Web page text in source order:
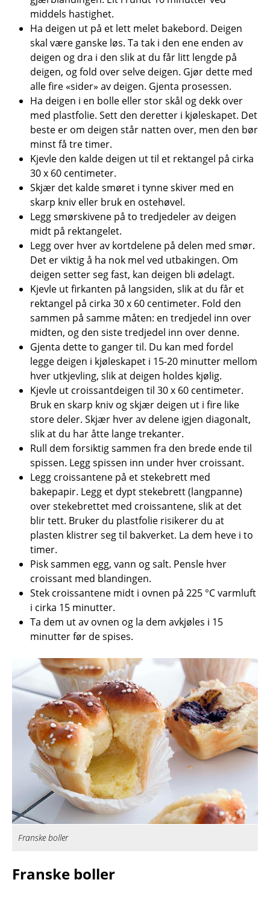
middels hastighet.
Ha deigen ut på et lett melet bakebord. Deigen
skal være ganske løs. Ta tak i den ene enden av
deigen og dra i den slik at du får litt lengde på
deigen, og fold over selve deigen. Gjør dette med
alle fire «sider» av deigen. Gjenta prosessen.
Ha deigen i en bolle eller stor skål og dekk over
med plastfolie. Sett den deretter i kjøleskapet. Det
beste er om deigen står natten over, men den bør
minst få tre timer.
Kjevle den kalde deigen ut til et rektangel på cirka
30 x 60 centimeter.
Skjær det kalde smøret i tynne skiver med en
skarp kniv eller bruk en ostehøvel.
Legg smørskivene på to tredjedeler av deigen
midt på rektangelet.
Legg over hver av kortdelene på delen med smør.
Det er viktig å ha nok mel ved utbakingen. Om
deigen setter seg fast, kan deigen bli ødelagt.
Kjevle ut firkanten på langsiden, slik at du får et
rektangel på cirka 30 x 60 centimeter. Fold den
sammen på samme måten: en tredjedel inn over
midten, og den siste tredjedel inn over denne.
Gjenta dette to ganger til. Du kan med fordel
legge deigen i kjøleskapet i 15-20 minutter mellom
hver utkjevling, slik at deigen holdes kjølig.
Kjevle ut croissantdeigen til 30 x 60 centimeter.
Bruk en skarp kniv og skjær deigen ut i fire like
store deler. Skjær hver av delene igjen diagonalt,
slik at du har åtte lange trekanter.
Rull dem forsiktig sammen fra den brede ende til
spissen. Legg spissen inn under hver croissant.
Legg croissantene på et stekebrett med
bakepapir. Legg et dypt stekebrett (langpanne)
over stekebrettet med croissantene, slik at det
blir tett. Bruker du plastfolie risikerer du at
plasten klistrer seg til bakverket. La dem heve i to
timer.
Pisk sammen egg, vann og salt. Pensle hver
croissant med blandingen.
Stek croissantene midt i ovnen på 225 °C varmluft
i cirka 15 minutter.
Ta dem ut av ovnen og la dem avkjøles i 15
minutter før de spises.
Franske boller
Franske boller